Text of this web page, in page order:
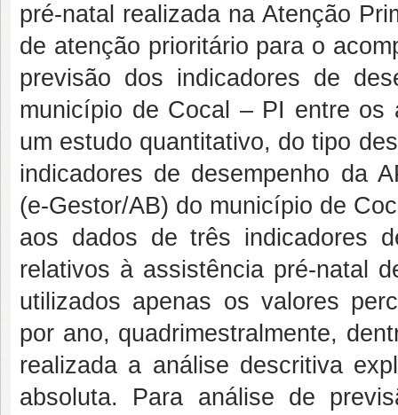
pré-natal realizada na Atenção
de atenção prioritário para o
previsão dos indicadores de
município de Cocal – PI entre
um estudo quantitativo, do tipo
indicadores de desempenho da
(e-Gestor/AB) do município de
aos dados de três indicadores
relativos à assistência pré-natal
utilizados apenas os valores
por ano, quadrimestralmente,
realizada a análise descritiva
absoluta. Para análise de